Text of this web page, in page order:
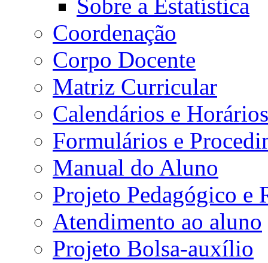
Sobre a Estatística
Coordenação
Corpo Docente
Matriz Curricular
Calendários e Horários
Formulários e
Manual do Aluno
Projeto Pedagógico e
Atendimento ao aluno
Projeto Bolsa-auxílio